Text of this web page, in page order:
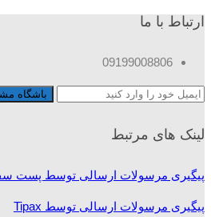
ارتباط با ما
09199008806
لینک های مرتبط
پیگیری مرسولات ارسالی توسط پست
پیگیری مرسولات ارسالی توسط Tipax